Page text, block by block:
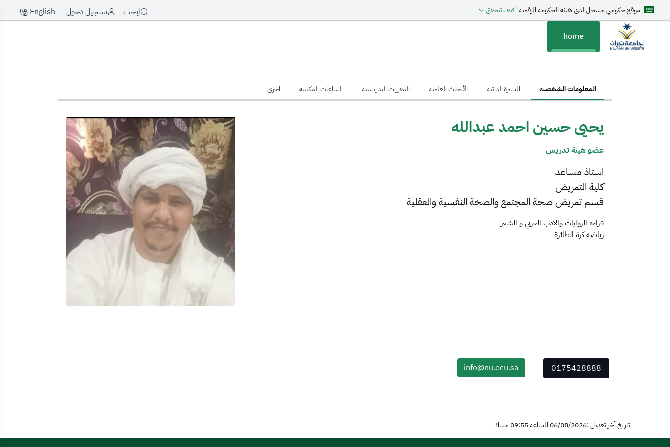
موقع حكومي مسجل لدى هيئة الحكومة الرقمية كيف تتحقق إبحث تسجيل دخول English
home
المعلومات الشخصية السيرة الذاتية الأبحاث العلمية المقررات التدريسية الساعات المكتبية اخرى
يحيى حسين احمد عبدالله
عضو هيئة تدريس
استاذ مساعد
كلية التمريض
قسم تمريض صحة المجتمع والصخة النفسية والعقلية
قراءة الروايات والادب العربي و الشعر
رياضة كرة الطائرة
0175428888
info@nu.edu.sa
تاريخ آخر تعديل :06/08/2026 الساعة 09:55 مساءً